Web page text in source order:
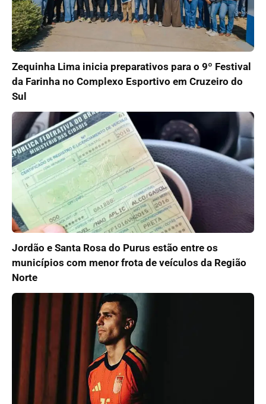
Zequinha Lima inicia preparativos para o 9º Festival
da Farinha no Complexo Esportivo em Cruzeiro do
Sul
Jordão e Santa Rosa do Purus estão entre os
municípios com menor frota de veículos da Região
Norte